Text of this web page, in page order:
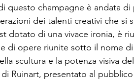
questo champagne è andata
dei talenti creativi che si
dotato di una vivace ironia, è
di opere riunite sotto il nome
scultura e la potenza visiva
Ruinart, presentato al